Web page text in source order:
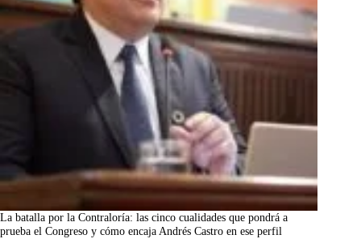
La batalla por la Contraloría: las cinco cualidades que pondrá a
prueba el Congreso y cómo encaja Andrés Castro en ese perfil